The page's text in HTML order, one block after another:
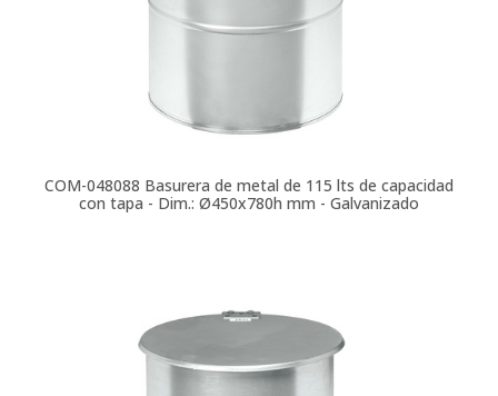
COM-048088 Basurera de metal de 115 lts de capacidad
con tapa - Dim.: Ø450x780h mm - Galvanizado